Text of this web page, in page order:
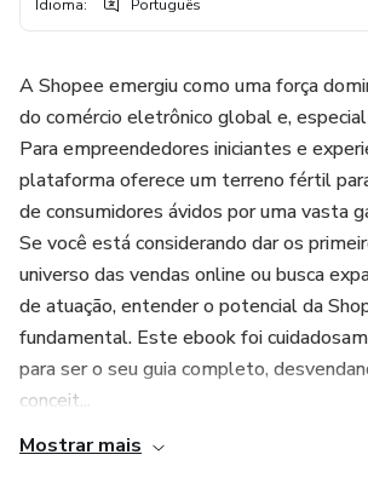
Idioma: Português
A Shopee emergiu como uma força
do comércio eletrônico global e,
Para empreendedores iniciantes e
plataforma oferece um terreno fértil
de consumidores ávidos por uma vasta
Se você está considerando dar os
universo das vendas online ou busca
de atuação, entender o potencial da
fundamental. Este ebook foi
para ser o seu guia completo,
conceit...
Mostrar mais